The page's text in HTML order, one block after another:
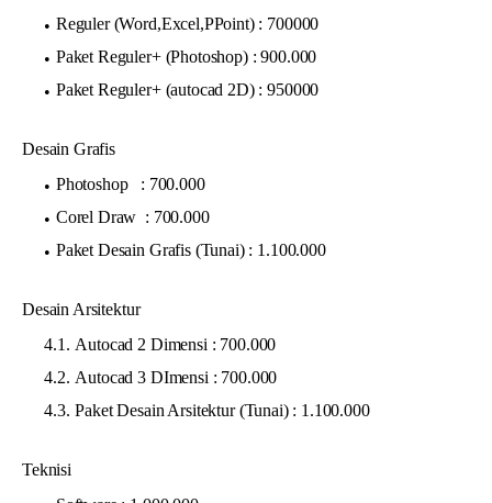
Reguler (Word,Excel,PPoint) : 700000
Paket Reguler+ (Photoshop) : 900.000
Paket Reguler+ (autocad 2D) : 950000
Desain Grafis
Photoshop : 700.000
Corel Draw : 700.000
Paket Desain Grafis (Tunai) : 1.100.000
Desain Arsitektur
Autocad 2 Dimensi : 700.000
Autocad 3 DImensi : 700.000
Paket Desain Arsitektur (Tunai) : 1.100.000
Teknisi